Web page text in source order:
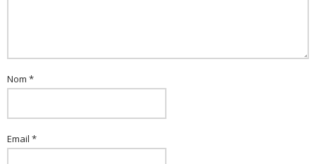
Nom *
Email *